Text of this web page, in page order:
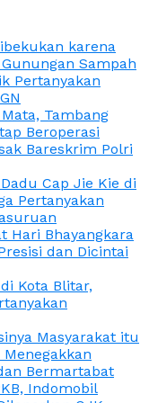
karena
Sampah
Pertanyakan
Tambang
Beroperasi
Bareskrim Polri
Cap Jie Kie di
Pertanyakan
Hari Bhayangkara
dan Dicintai
Kota Blitar,
Masyarakat itu
Bermartabat
Indomobil